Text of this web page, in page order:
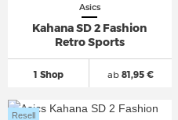
Asics
Kahana SD 2 Fashion
Retro Sports
1 Shop ab81,95 €
Resell